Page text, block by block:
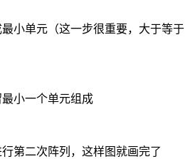
小单元（这一步很重要，大于等于
小一个单元组成
第二次阵列，这样图就画完了